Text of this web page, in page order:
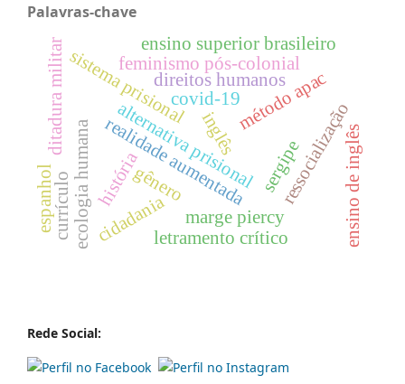
Palavras-chave
sergipe
inglês
realidade aumentada
método apac
alternativa prisional
ecologia humana ressocialização
sistema prisional
feminismo pós-colonial
marge piercy
história
ditadura militar
letramento crítico ensino de inglês
gênero
direitos humanos
cidadania
ensino superior brasileiro
currículo
espanhol
covid-19
Rede Social: